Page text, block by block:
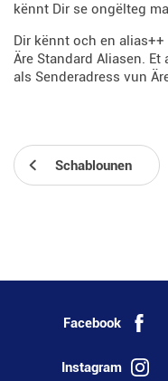
kënnt Dir se ongëlteg
Dir kënnt och en
Äre Standard Aliasen.
als Senderadress vun
Schablounen
Facebook
Instagram